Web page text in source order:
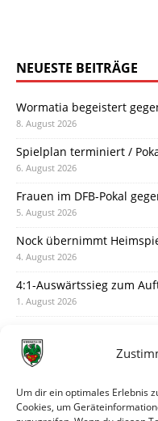
Um dir ein optimales Erlebnis
Cookies, um
NEUESTE BEITRÄGE
Wormatia begeistert
8. August 2026
Spielplan terminiert /
6. August 2026
Frauen im DFB-Pokal
5. August 2026
Nock übernimmt
4. August 2026
4:1-Auswärtssieg zum
1. August 2026
31. Juli 2026
30. Juli 2026